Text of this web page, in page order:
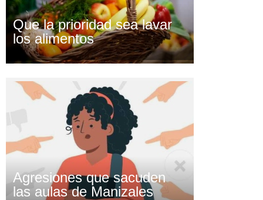
Que la prioridad sea lavar
los alimentos
Agresiones que sacuden
las aulas de Manizales